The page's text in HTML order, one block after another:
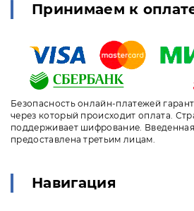
Принимаем к
Безопасность онлайн-платежей
через который происходит оплата.
поддерживает шифрование.
предоставлена третьим лицам.
Навигация